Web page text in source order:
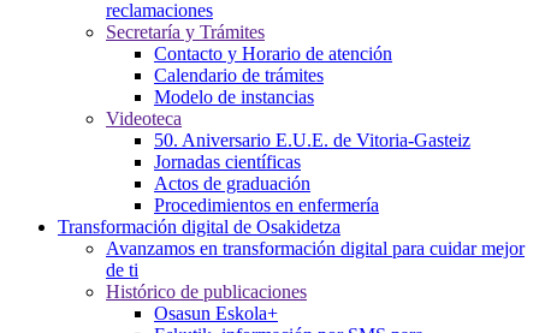
reclamaciones
Secretaría y Trámites
Contacto y Horario de atención
Calendario de trámites
Modelo de instancias
Videoteca
50. Aniversario E.U.E. de Vitoria-Gasteiz
Jornadas científicas
Actos de graduación
Procedimientos en enfermería
Transformación digital de Osakidetza
Avanzamos en transformación digital para cuidar mejor
de ti
Histórico de publicaciones
Osasun Eskola+